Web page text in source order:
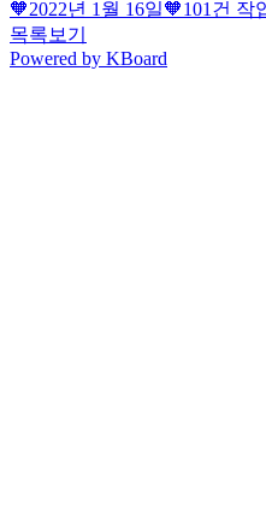
🧡2022년 1월 16일🧡101건
목록보기
Powered by KBoard